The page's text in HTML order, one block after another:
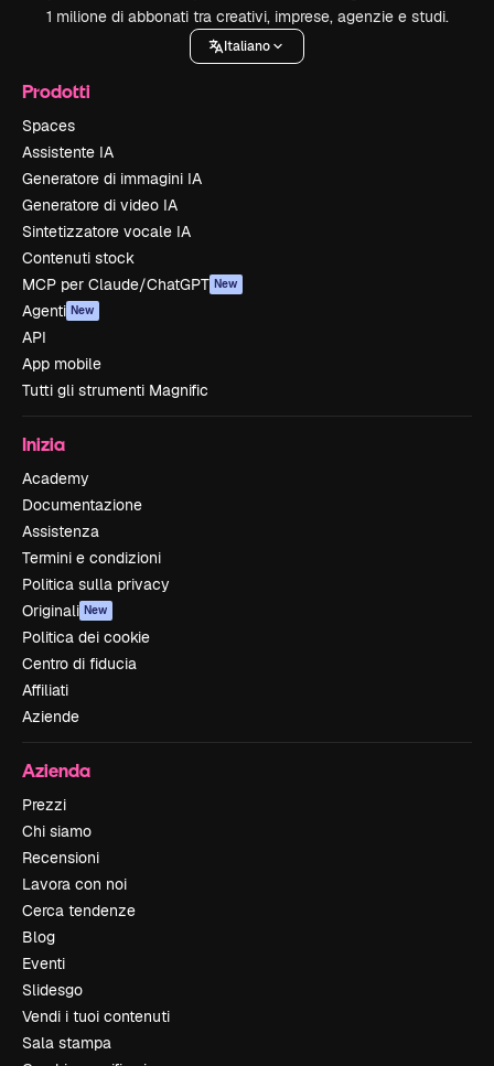
1 milione di abbonati tra creativi, imprese, agenzie e studi.
Italiano
Prodotti
Spaces
Assistente IA
Generatore di immagini IA
Generatore di video IA
Sintetizzatore vocale IA
Contenuti stock
MCP per Claude/ChatGPT New
Agenti New
API
App mobile
Tutti gli strumenti Magnific
Inizia
Academy
Documentazione
Assistenza
Termini e condizioni
Politica sulla privacy
Originali New
Politica dei cookie
Centro di fiducia
Affiliati
Aziende
Azienda
Prezzi
Chi siamo
Recensioni
Lavora con noi
Cerca tendenze
Blog
Eventi
Slidesgo
Vendi i tuoi contenuti
Sala stampa